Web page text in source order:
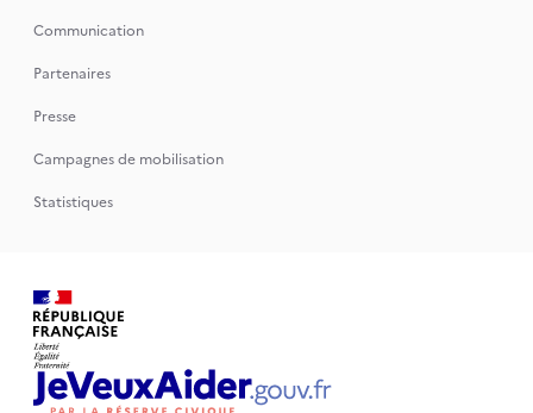
Communication
Partenaires
Presse
Campagnes de mobilisation
Statistiques